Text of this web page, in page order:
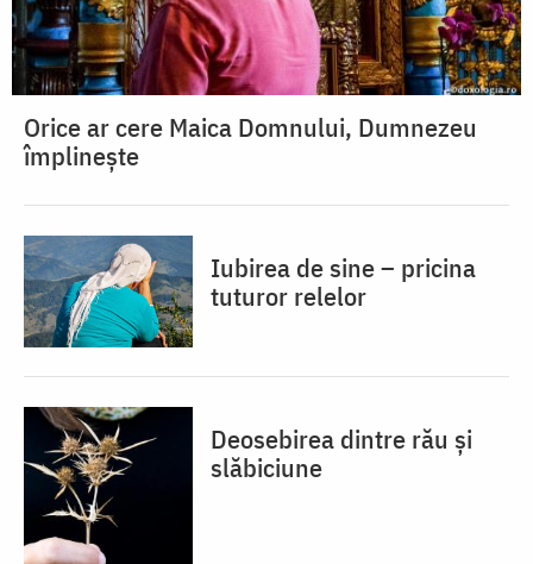
Orice ar cere Maica Domnului, Dumnezeu
împlinește
Iubirea de sine – pricina
tuturor relelor
Deosebirea dintre rău și
slăbiciune